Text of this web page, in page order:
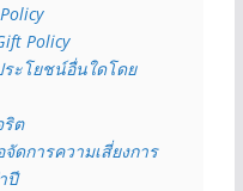
Policy
ะโยชน์อื่นใดโดย
ริต
ดการความเสี่ยงการ
ปี